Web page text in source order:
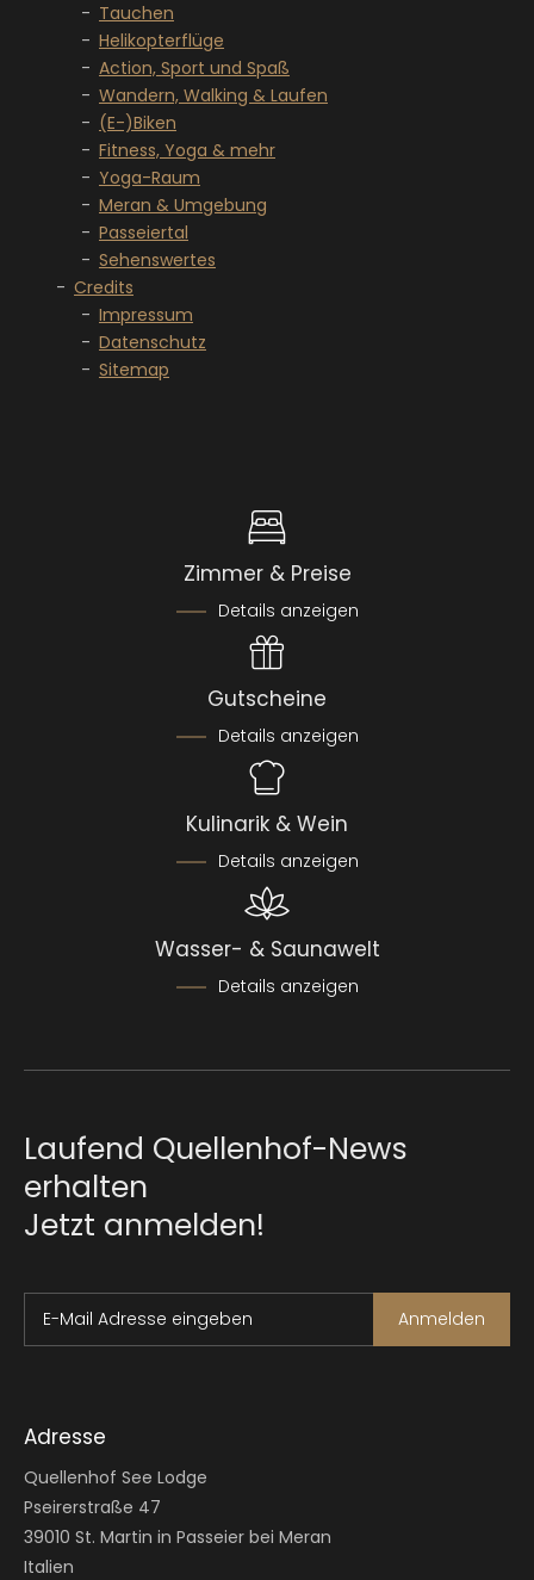
Tauchen
Helikopterflüge
Action, Sport und Spaß
Wandern, Walking & Laufen
(E-)Biken
Fitness, Yoga & mehr
Yoga-Raum
Meran & Umgebung
Passeiertal
Sehenswertes
Credits
Impressum
Datenschutz
Sitemap
Zimmer & Preise
Details anzeigen
Gutscheine
Details anzeigen
Kulinarik & Wein
Details anzeigen
Wasser- & Saunawelt
Details anzeigen
Laufend Quellenhof-News
erhalten
Jetzt anmelden!
E-Mail Adresse eingeben Anmelden
Adresse
Quellenhof See Lodge
Pseirerstraße 47
39010 St. Martin in Passeier bei Meran
Italien